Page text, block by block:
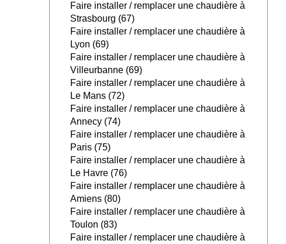
Faire installer / remplacer une chaudière à
Strasbourg (67)
Faire installer / remplacer une chaudière à
Lyon (69)
Faire installer / remplacer une chaudière à
Villeurbanne (69)
Faire installer / remplacer une chaudière à
Le Mans (72)
Faire installer / remplacer une chaudière à
Annecy (74)
Faire installer / remplacer une chaudière à
Paris (75)
Faire installer / remplacer une chaudière à
Le Havre (76)
Faire installer / remplacer une chaudière à
Amiens (80)
Faire installer / remplacer une chaudière à
Toulon (83)
Faire installer / remplacer une chaudière à